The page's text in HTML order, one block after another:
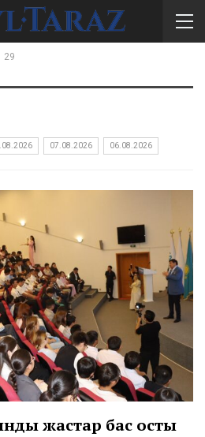
29
07.08.2026 06.08.2026
жастар бас қосты